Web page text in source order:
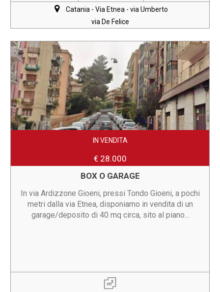
Catania - Via Etnea - via Umberto
via De Felice
IN VENDITA
€ 28.000
BOX O GARAGE
In via Ardizzone Gioeni, pressi Tondo Gioeni, a pochi
metri dalla via Etnea, disponiamo in vendita di un
garage/deposito di 40 mq circa, sito al piano...